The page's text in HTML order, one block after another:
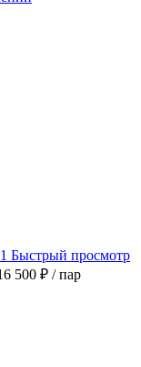
Быстрый просмотр
500 ₽ / пар